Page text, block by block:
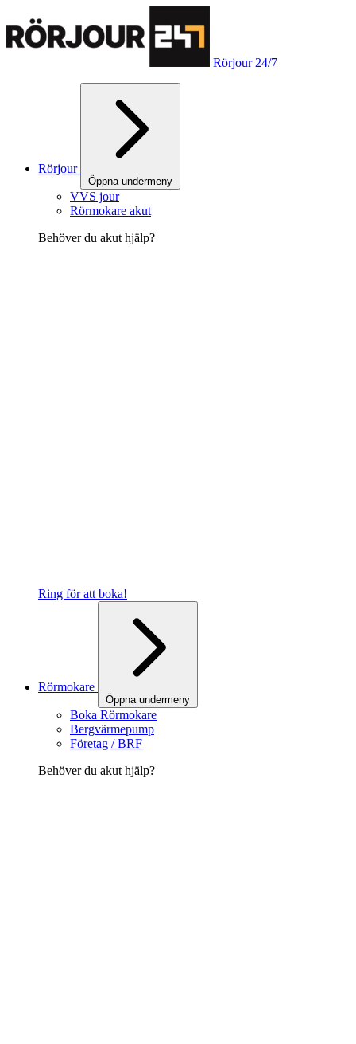
Rörjour 24/7
Rörjour
Öppna undermeny
VVS jour
Rörmokare akut
Behöver du akut hjälp?
Ring för att boka!
Rörmokare
Öppna undermeny
Boka Rörmokare
Bergvärmepump
Företag / BRF
Behöver du akut hjälp?